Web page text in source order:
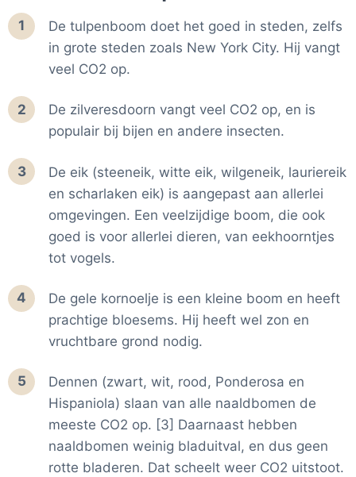
1
De tulpenboom doet het goed in steden, zelfs
in grote steden zoals New York City. Hij vangt
veel CO2 op.
2
De zilveresdoorn vangt veel CO2 op, en is
populair bij bijen en andere insecten.
3
De eik (steeneik, witte eik, wilgeneik, lauriereik
en scharlaken eik) is aangepast aan allerlei
omgevingen. Een veelzijdige boom, die ook
goed is voor allerlei dieren, van eekhoorntjes
tot vogels.
4
De gele kornoelje is een kleine boom en heeft
prachtige bloesems. Hij heeft wel zon en
vruchtbare grond nodig.
5
Dennen (zwart, wit, rood, Ponderosa en
Hispaniola) slaan van alle naaldbomen de
meeste CO2 op. [3] Daarnaast hebben
naaldbomen weinig bladuitval, en dus geen
rotte bladeren. Dat scheelt weer CO2 uitstoot.